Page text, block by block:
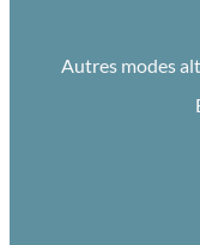
Autres modes